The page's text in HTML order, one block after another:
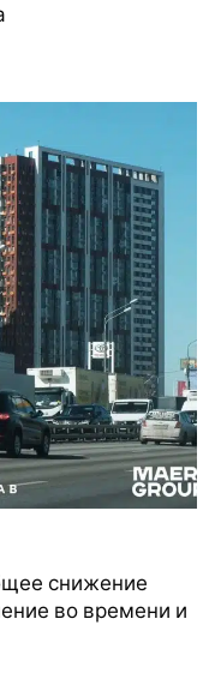
снижение
во времени и